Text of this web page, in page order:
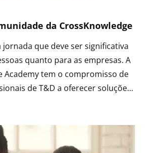
da CrossKnowledge
que deve ser significativa
quanto para as empresas. A
Academy tem o compromisso de
de T&D a oferecer soluções
equipes.